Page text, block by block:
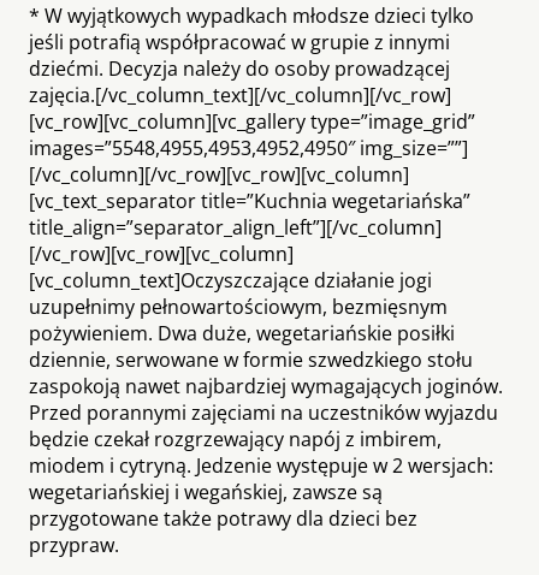
* W wyjątkowych wypadkach młodsze dzieci tylko
jeśli potrafią współpracować w grupie z innymi
dziećmi. Decyzja należy do osoby prowadzącej
zajęcia.[/vc_column_text][/vc_column][/vc_row]
[vc_row][vc_column][vc_gallery type=”image_grid”
images=”5548,4955,4953,4952,4950″ img_size=””]
[/vc_column][/vc_row][vc_row][vc_column]
[vc_text_separator title=”Kuchnia wegetariańska”
title_align=”separator_align_left”][/vc_column]
[/vc_row][vc_row][vc_column]
[vc_column_text]Oczyszczające działanie jogi
uzupełnimy pełnowartościowym, bezmięsnym
pożywieniem. Dwa duże, wegetariańskie posiłki
dziennie, serwowane w formie szwedzkiego stołu
zaspokoją nawet najbardziej wymagających joginów.
Przed porannymi zajęciami na uczestników wyjazdu
będzie czekał rozgrzewający napój z imbirem,
miodem i cytryną. Jedzenie występuje w 2 wersjach:
wegetariańskiej i wegańskiej, zawsze są
przygotowane także potrawy dla dzieci bez
przypraw.